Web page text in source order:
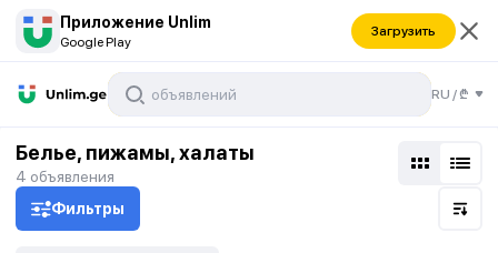
Приложение Unlim
Google Play
Загрузить
RU /₾
Белье, пижамы, халаты
4 объявления
Фильтры